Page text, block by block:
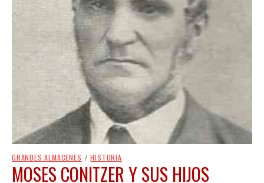
GRANDES ALMACENES / HISTORIA
MOSES CONITZER Y SUS HIJOS